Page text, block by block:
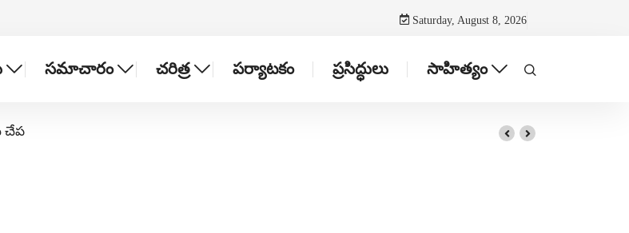
Saturday, August 8, 2026
సమాచారం చరిత్ర పర్యాటకం ప్రసిద్ధులు సాహిత్యం
చేప